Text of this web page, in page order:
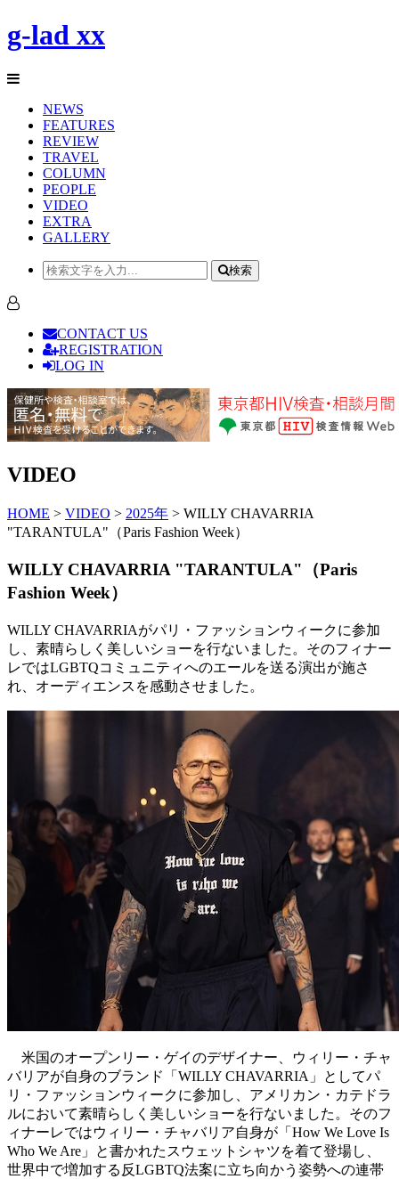
g-lad xx
NEWS
FEATURES
REVIEW
TRAVEL
COLUMN
PEOPLE
VIDEO
EXTRA
GALLERY
検索
CONTACT US
REGISTRATION
LOG IN
VIDEO
HOME > VIDEO > 2025年 > WILLY CHAVARRIA
"TARANTULA"（Paris Fashion Week）
WILLY CHAVARRIA "TARANTULA"（Paris
Fashion Week）
WILLY CHAVARRIAがパリ・ファッションウィークに参加
し、素晴らしく美しいショーを行ないました。そのフィナー
レではLGBTQコミュニティへのエールを送る演出が施さ
れ、オーディエンスを感動させました。
米国のオープンリー・ゲイのデザイナー、ウィリー・チャ
バリアが自身のブランド「WILLY CHAVARRIA」としてパ
リ・ファッションウィークに参加し、アメリカン・カテドラ
ルにおいて素晴らしく美しいショーを行ないました。そのフ
ィナーレではウィリー・チャバリア自身が「How We Love Is
Who We Are」と書かれたスウェットシャツを着て登場し、
世界中で増加する反LGBTQ法案に立ち向かう姿勢への連帯